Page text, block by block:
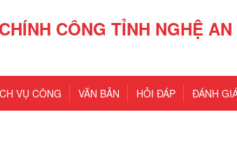
CÔNG TỈNH NGHỆ AN
VỤ CÔNG VĂN BẢN HỎI ĐÁP ĐÁNH